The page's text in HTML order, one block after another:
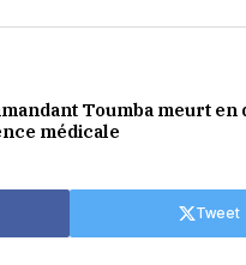
Toumba meurt en
médicale
Tweet